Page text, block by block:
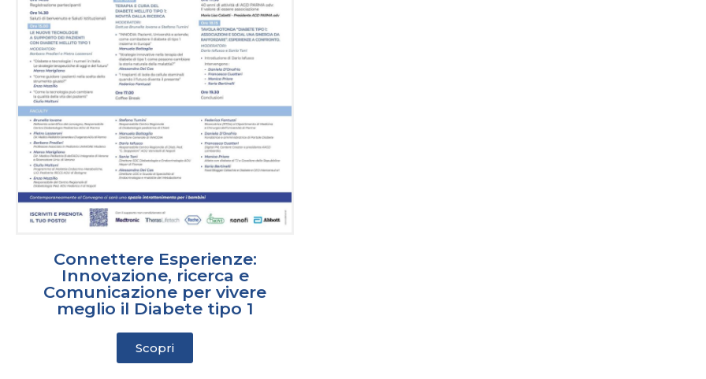
Connettere Esperienze:
Innovazione, ricerca e
Comunicazione per vivere
meglio il Diabete tipo 1
Scopri